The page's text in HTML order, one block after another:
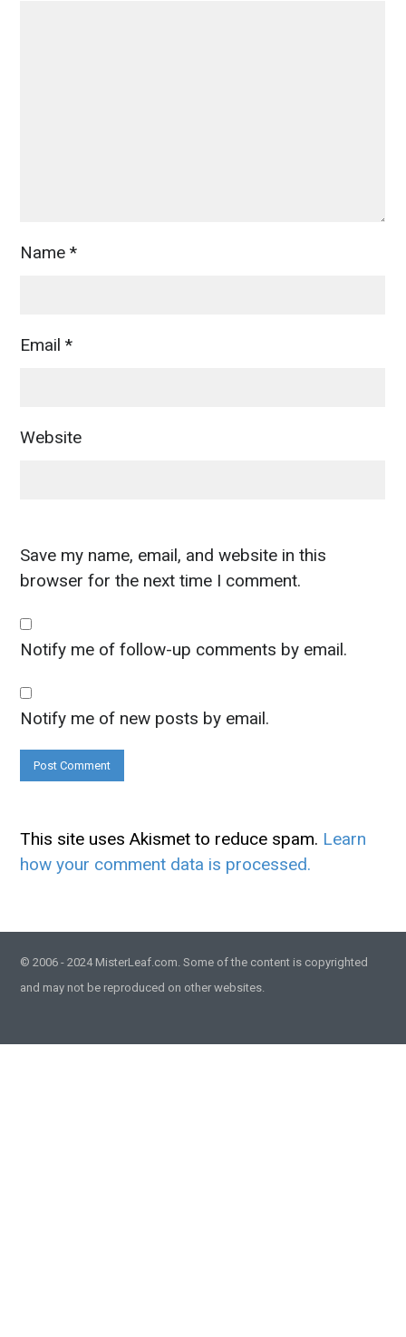
Name*
Email*
Website
Save my name, email, and website in this
browser for the next time I comment.
Notify me of follow-up comments by email.
Notify me of new posts by email.
This site uses Akismet to reduce spam. Learn
how your comment data is processed.
© 2006 - 2024 MisterLeaf.com. Some of the content is copyrighted
and may not be reproduced on other websites.